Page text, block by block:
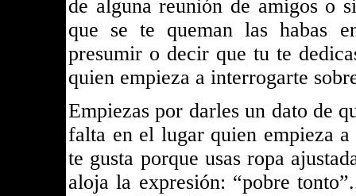
de alguna reunión de amigos o
que se te queman las habas
presumir o decir que tu te
quien empieza a interrogarte
Empiezas por darles un dato de
falta en el lugar quien empieza
te gusta porque usas ropa
aloja la expresión: “pobre